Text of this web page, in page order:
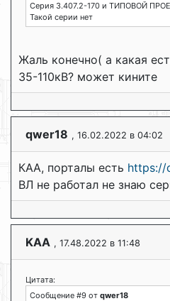
Серия 3.407.2-170 и ТИПОВОЙ
Такой серии нет
Жаль конечно( а какая
35-110кВ? может кините
qwer18 , 16.02.2022 в 04:02
КАА, порталы есть https://
ВЛ не работал не знаю
KAA , 17.48.2022 в 11:48
Цитата:
Сообщение #9 от qwer18